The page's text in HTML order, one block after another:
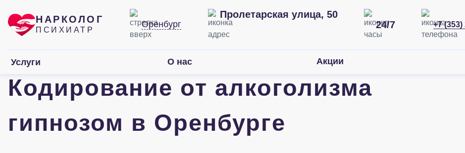
НАРКОЛОГ
ПСИХИАТР
Оренбург
Пролетарская улица, 50
24/7
+7 (353)
Услуги О нас Акции
Кодирование от алкоголизма
гипнозом в Оренбурге